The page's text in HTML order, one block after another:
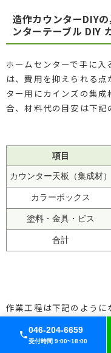
046-204-6659
受付時間 9:00~18:00
造作カウンターDIY
ンターテーブル DIY
ホームセンターで手に
は、費用を抑えられる
ター用にカインズの集
合、材料代の目安は下記
項目
カウンター天板（集成材）
カラーボックス
塗料・金具・ビス
合計
作業工程は下記のように
材料の選定・カット